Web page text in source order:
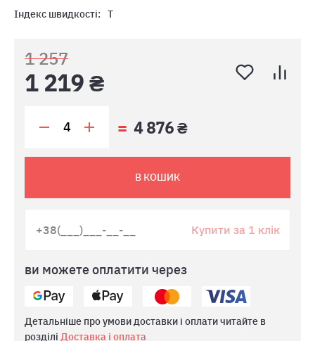
Індекс швидкості:
T
1 257
1 219 ₴
4 876 ₴
В КОШИК
Купити за 1 клік
ви можете оплатити через
Детальніше про умови доставки і оплати читайте в
розділі Доставка і оплата